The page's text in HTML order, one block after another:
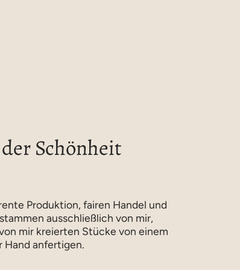
Schönheit
Produktion, fairen Handel und
ausschließlich von mir,
mir kreierten Stücke von einem
Hand anfertigen.